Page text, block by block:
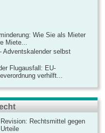
Wie Sie als Mieter
Miete...
Adventskalender selbst
Flugausfall: EU-
verhilft...
Revision: Rechtsmittel gegen
Urteile